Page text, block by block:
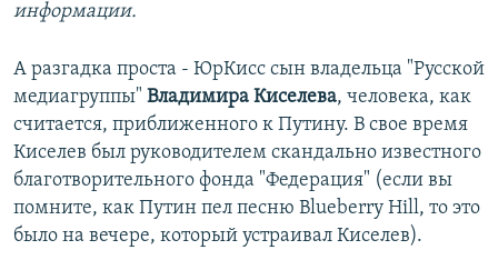
информации.
А разгадка проста - ЮрКисс сын владельца "Русской
медиагруппы" Владимира Киселева, человека, как
считается, приближенного к Путину. В свое время
Киселев был руководителем скандально известного
благотворительного фонда "Федерация" (если вы
помните, как Путин пел песню Blueberry Hill, то это
было на вечере, который устраивал Киселев).